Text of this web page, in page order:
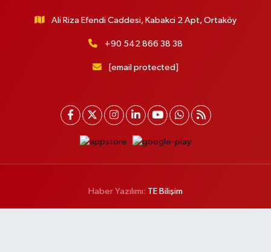
Ali Riza Efendi Caddesi, Kabakci 2 Apt, Ortaköy
+90 542 866 38 38
[email protected]
Haber Yazılımı: TE Bilişim